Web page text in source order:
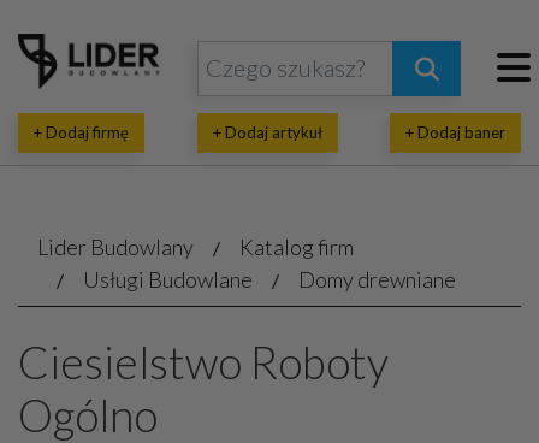
+ Dodaj firmę + Dodaj artykuł + Dodaj baner
Lider Budowlany
Katalog firm
Usługi Budowlane
Domy drewniane
Ciesielstwo Roboty
Ogólno